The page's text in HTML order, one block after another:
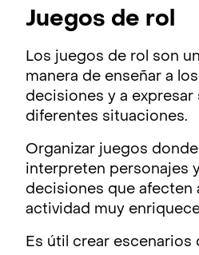
Juegos de rol
Los juegos de rol son
manera de enseñar a
decisiones y a expresar
diferentes situaciones.
Organizar juegos
interpreten personajes
decisiones que afecten
actividad muy
Es útil crear escenarios